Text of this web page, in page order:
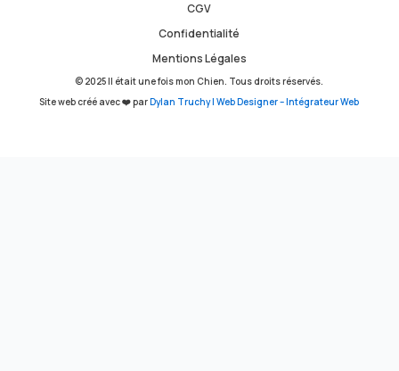
© 2025 Il était une fois mon Chien. Tous droits réservés.
Site web créé avec ❤️ parDylan Truchy | Web Designer – Intégrateur Web
CGV
Confidentialité
Mentions Légales